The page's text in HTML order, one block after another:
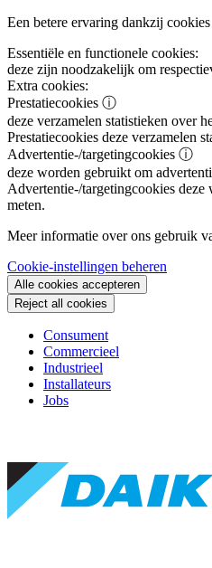
Een betere ervaring dankzij cookies
Essentiële en functionele cookies:
deze zijn noodzakelijk om
Extra cookies:
Prestatiecookies ⓘ
deze verzamelen statistieken over
Prestatiecookies deze verzamelen
Advertentie-/targetingcookies ⓘ
deze worden gebruikt om
Advertentie-/targetingcookies deze
meten.
Meer informatie over ons gebruik
Cookie-instellingen beheren
Alle cookies accepteren
Reject all cookies
Consument
Commercieel
Industrieel
Installateurs
Jobs